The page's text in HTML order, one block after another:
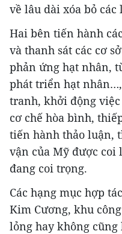
về lâu dài xóa bỏ
Hai bên tiến hành
và thanh sát các cơ
phản ứng hạt nhân,
phát triển hạt
tranh, khởi động
cơ chế hòa bình,
tiến hành thảo luận,
vận của Mỹ được
đang coi trọng.
Các hạng mục hợp
Kim Cương, khu
lỏng hay không